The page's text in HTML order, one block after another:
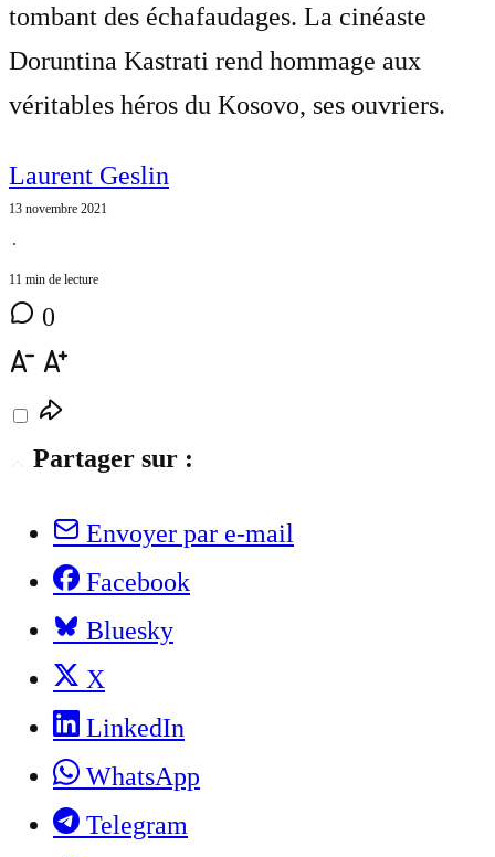
tombant des échafaudages. La cinéaste
Doruntina Kastrati rend hommage aux
véritables héros du Kosovo, ses ouvriers.
Laurent Geslin
13 novembre 2021
⋅
11 min de lecture
0
Partager sur :
Envoyer par e-mail
Facebook
Bluesky
X
LinkedIn
WhatsApp
Telegram